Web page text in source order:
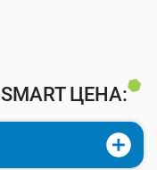
ЦЕНА: